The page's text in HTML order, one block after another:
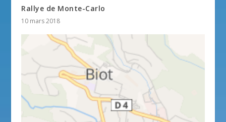
Rallye de Monte-Carlo
10 mars 2018